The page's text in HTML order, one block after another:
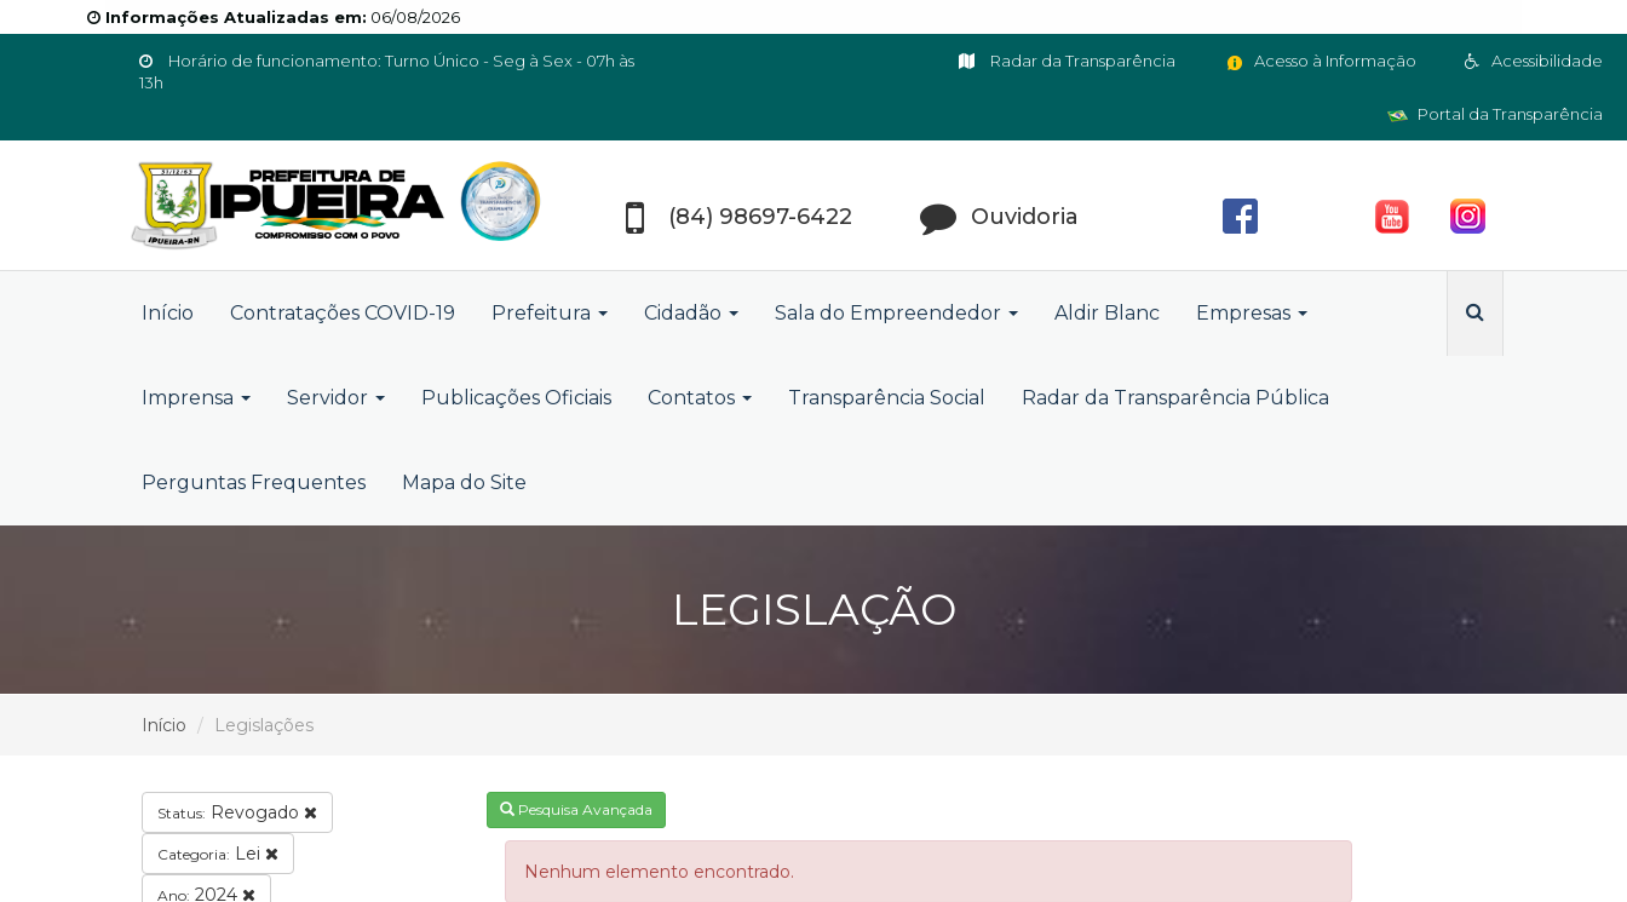
Informações Atualizadas em: 06/08/2026
Horário de funcionamento: Turno Único - Seg à Sex - 07h às
13h
Acessibilidade
Acesso à Informação
Radar da Transparência
Portal da Transparência
(84) 98697-6422 Ouvidoria
Início Contratações COVID-19 Prefeitura Cidadão Sala do Empreendedor Aldir Blanc Empresas
Imprensa Servidor Publicações Oficiais Contatos Transparência Social Radar da Transparência Pública
Perguntas Frequentes Mapa do Site
LEGISLAÇÃO
Início Legislações
Status: Revogado
Categoria: Lei
Ano: 2024
Pesquisa Avançada
Nenhum elemento encontrado.